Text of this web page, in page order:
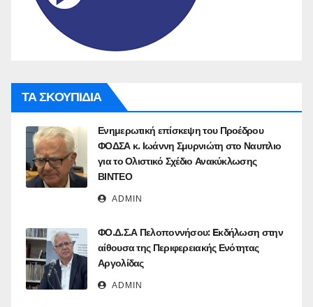
ΤΑ ΣΚΟΥΠΙΔΙΑ
Ενημερωτική επίσκεψη του Προέδρου
ΦΟΔΣΑ κ. Ιωάννη Σμυρνιώτη στο Ναυπλιο
για το Ολιστικό Σχέδιο Ανακύκλωσης
ΒΙΝΤΕΟ
ADMIN
ΦΟ.Δ.Σ.Α Πελοποννήσου: Eκδήλωση στην
αίθουσα της Περιφερειακής Ενότητας
Αργολίδας
ADMIN